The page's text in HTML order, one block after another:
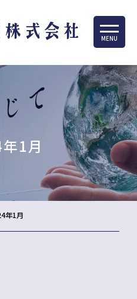
1月
年1月
MENU